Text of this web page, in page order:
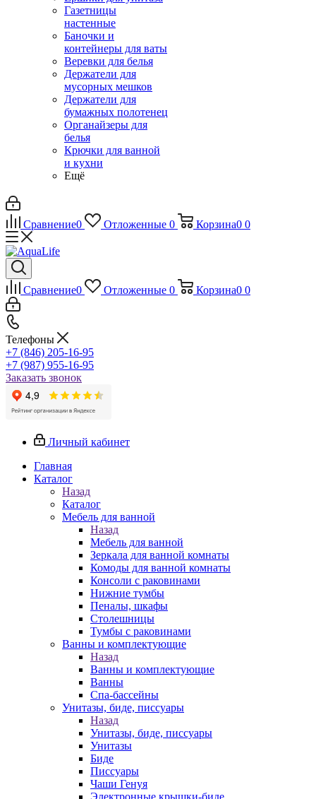
Газетницы
настенные
Баночки и
контейнеры для ваты
Веревки для белья
Держатели для
мусорных мешков
Держатели для
бумажных полотенец
Органайзеры для
белья
Крючки для ванной
и кухни
Ещё
Сравнение0 Отложенные 0 Корзина0 0
Сравнение0 Отложенные 0 Корзина0 0
Телефоны
+7 (846) 205-16-95
+7 (987) 955-16-95
Заказать звонок
Личный кабинет
Главная
Каталог
Назад
Каталог
Мебель для ванной
Назад
Мебель для ванной
Зеркала для ванной комнаты
Комоды для ванной комнаты
Консоли с раковинами
Нижние тумбы
Пеналы, шкафы
Столешницы
Тумбы с раковинами
Ванны и комплектующие
Назад
Ванны и комплектующие
Ванны
Спа-бассейны
Унитазы, биде, писсуары
Назад
Унитазы, биде, писсуары
Унитазы
Биде
Писсуары
Чаши Генуя
Электронные крышки-биде